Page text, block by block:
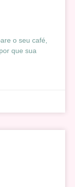
o seu café,
que sua